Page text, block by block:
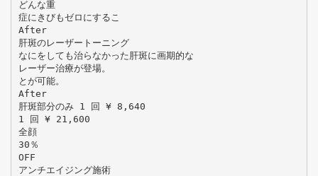
どんな重
症にきびもゼロにするこ
After
肝斑のレーザートーニング
なにをしても治らなかった肝斑に画期的な
レーザー治療が登場。
とが可能。
After
肝斑部分のみ 1 回 ¥ 8,640
1 回 ¥ 21,600
全顔
30％
OFF
アンチエイジング施術